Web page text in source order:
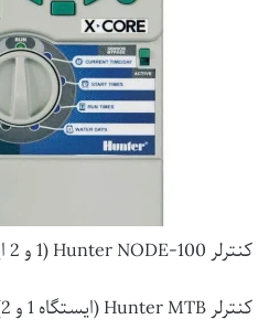
کنترلر Hunter NODE-100 (1 و 2 ایستگاه)
کنترلر Hunter MTB (ایستگاه 1 و 2)